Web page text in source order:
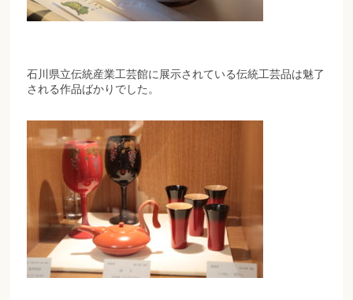
石川県立伝統産業工芸館に展示されている伝統工芸品は魅了
される作品ばかりでした。